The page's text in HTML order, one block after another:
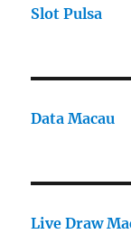
Slot Pulsa
Data Macau
Live Draw